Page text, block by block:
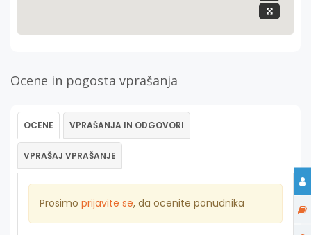
Ocene in pogosta vprašanja
OCENE VPRAŠANJA IN ODGOVORI
VPRAŠAJ VPRAŠANJE
Prosimo prijavite se, da ocenite ponudnika